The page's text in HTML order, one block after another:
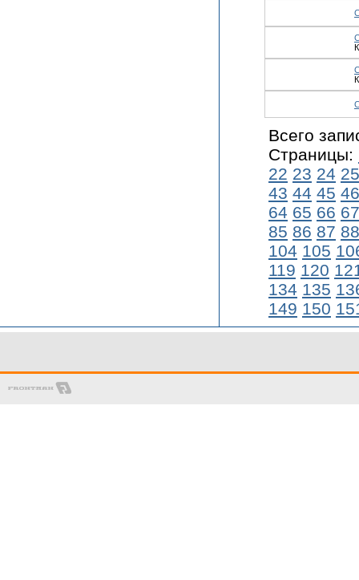
Всего
Страницы:
22 23 24 25
43 44 45 46
64 65 66 67
85 86 87 88
104 105
119 120
134 135
149 150